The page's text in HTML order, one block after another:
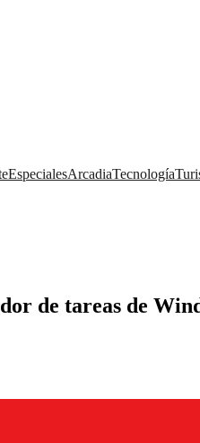
EspecialesArcadiaTecnología
de tareas de